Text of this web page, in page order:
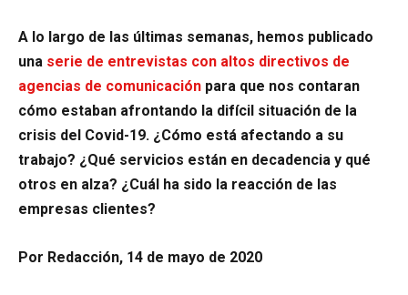
A lo largo de las últimas semanas, hemos publicado
una serie de entrevistas con altos directivos de
agencias de comunicación para que nos contaran
cómo estaban afrontando la difícil situación de la
crisis del Covid-19. ¿Cómo está afectando a su
trabajo? ¿Qué servicios están en decadencia y qué
otros en alza? ¿Cuál ha sido la reacción de las
empresas clientes?
Por Redacción, 14 de mayo de 2020